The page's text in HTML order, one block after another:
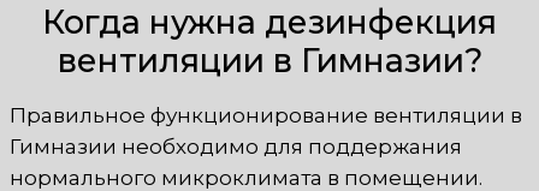
Когда нужна дезинфекция
вентиляции в Гимназии?
Правильное функционирование вентиляции в
Гимназии необходимо для поддержания
нормального микроклимата в помещении.